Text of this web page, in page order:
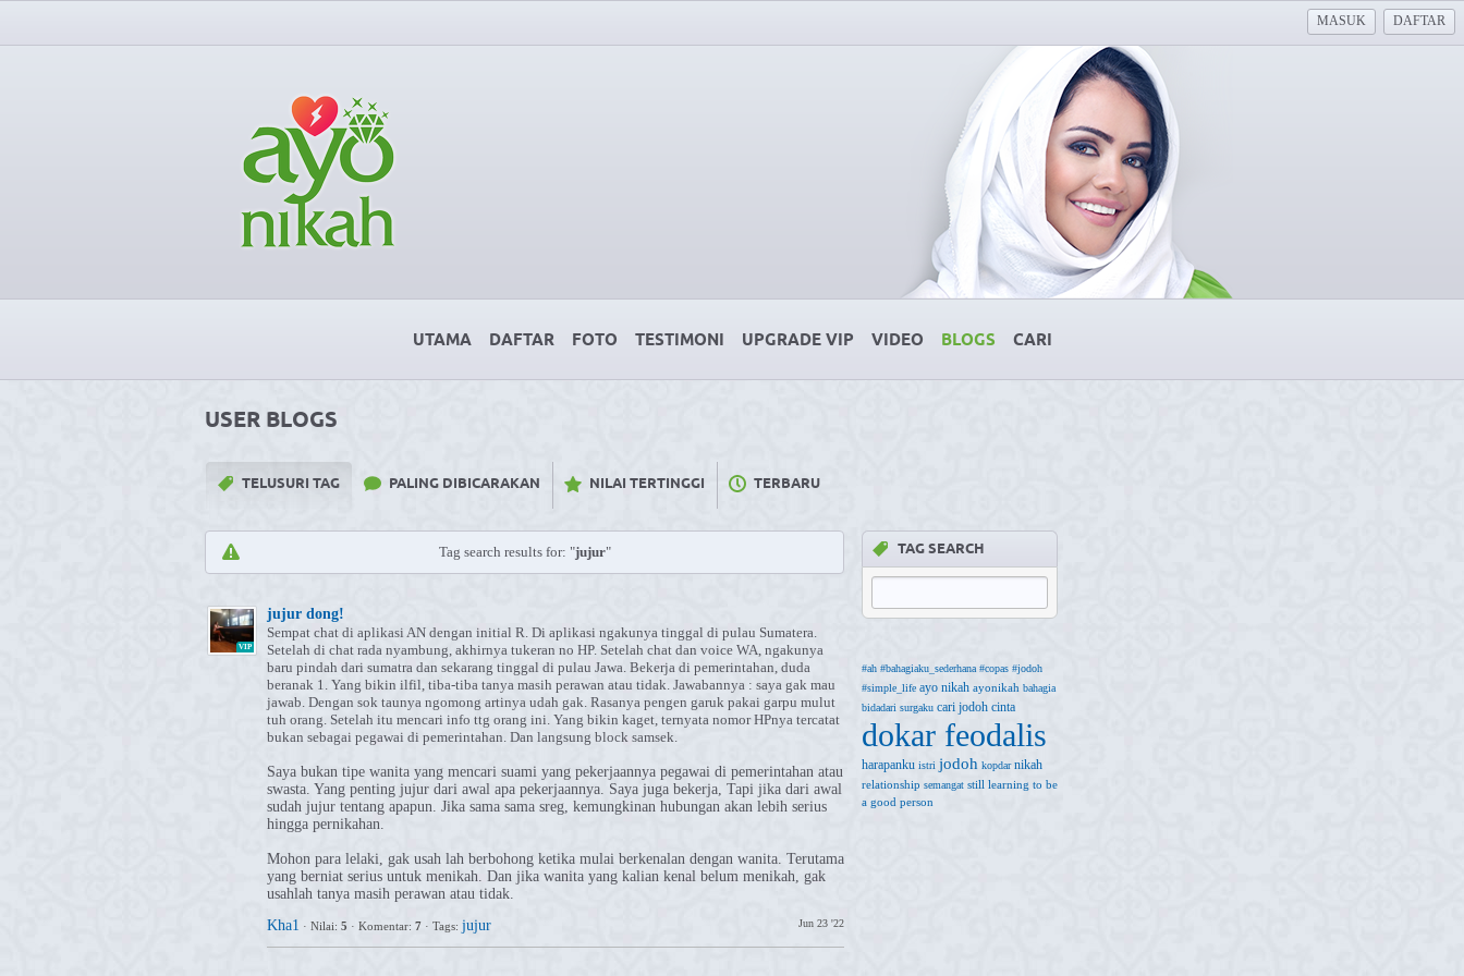
MASUK DAFTAR
UTAMA DAFTAR FOTO TESTIMONI UPGRADE VIP VIDEO BLOGS CARI
USER BLOGS
TELUSURI TAG PALING DIBICARAKAN NILAI TERTINGGI TERBARU
Tag search results for: "jujur"
VIP
jujur dong!
Sempat chat di aplikasi AN dengan initial R. Di aplikasi ngakunya tinggal di pulau Sumatera.
Setelah di chat rada nyambung, akhirnya tukeran no HP. Setelah chat dan voice WA, ngakunya
baru pindah dari sumatra dan sekarang tinggal di pulau Jawa. Bekerja di pemerintahan, duda
beranak 1. Yang bikin ilfil, tiba-tiba tanya masih perawan atau tidak. Jawabannya : saya gak mau
jawab. Dengan sok taunya ngomong artinya udah gak. Rasanya pengen garuk pakai garpu mulut
tuh orang. Setelah itu mencari info ttg orang ini. Yang bikin kaget, ternyata nomor HPnya tercatat
bukan sebagai pegawai di pemerintahan. Dan langsung block samsek.
Saya bukan tipe wanita yang mencari suami yang pekerjaannya pegawai di pemerintahan atau
swasta. Yang penting jujur dari awal apa pekerjaannya. Saya juga bekerja, Tapi jika dari awal
sudah jujur tentang apapun. Jika sama sama sreg, kemungkinan hubungan akan lebih serius
hingga pernikahan.
Mohon para lelaki, gak usah lah berbohong ketika mulai berkenalan dengan wanita. Terutama
yang berniat serius untuk menikah. Dan jika wanita yang kalian kenal belum menikah, gak
usahlah tanya masih perawan atau tidak.
Kha1
Jun 23 '22
· Nilai: 5 · Komentar: 7 · Tags: jujur
TAG SEARCH
#ah #bahagiaku_sederhana #copas #jodoh
#simple_life ayo nikah ayonikah bahagia
bidadari surgaku cari jodoh cinta
dokar feodalis
harapanku istri jodoh kopdar nikah
relationship semangat still learning to be
a good person